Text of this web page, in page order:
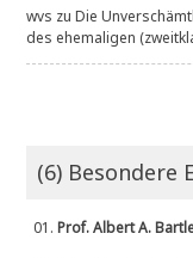
wvs zuDie
des ehemaligen
(6) Besondere
01.Prof. Albert A.